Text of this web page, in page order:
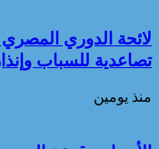
لائحة الدوري
تصاعدية للسباب
منذ يومين